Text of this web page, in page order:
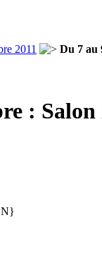
2011
Du 7 au
: Salon